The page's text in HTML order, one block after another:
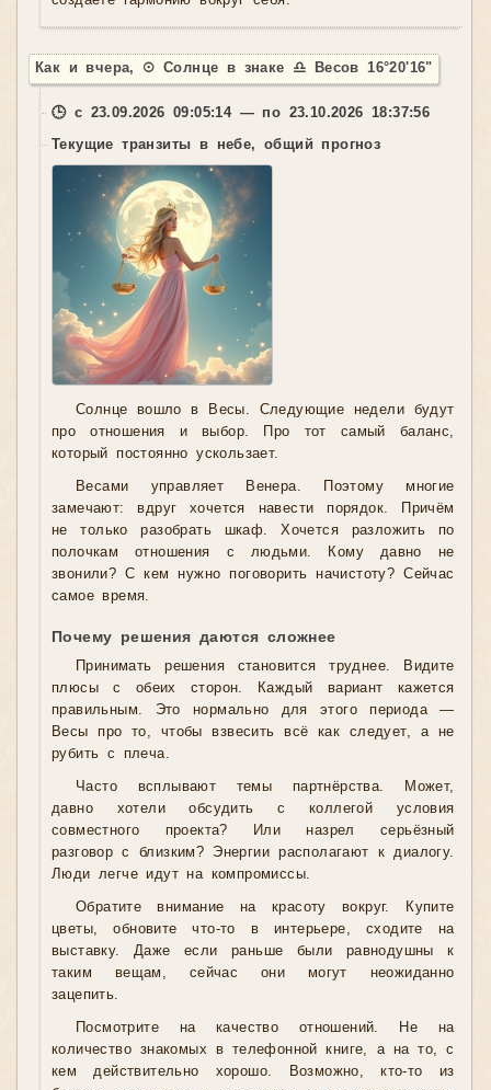
Как и вчера, ☉ Солнце в знаке ♎ Весов 16°20'16"
🕒 с 23.09.2026 09:05:14 — по 23.10.2026 18:37:56
Текущие транзиты в небе, общий прогноз
Солнце вошло в Весы. Следующие недели будут
про отношения и выбор. Про тот самый баланс,
который постоянно ускользает.
Весами управляет Венера. Поэтому многие
замечают: вдруг хочется навести порядок. Причём
не только разобрать шкаф. Хочется разложить по
полочкам отношения с людьми. Кому давно не
звонили? С кем нужно поговорить начистоту? Сейчас
самое время.
Почему решения даются сложнее
Принимать решения становится труднее. Видите
плюсы с обеих сторон. Каждый вариант кажется
правильным. Это нормально для этого периода —
Весы про то, чтобы взвесить всё как следует, а не
рубить с плеча.
Часто всплывают темы партнёрства. Может,
давно хотели обсудить с коллегой условия
совместного проекта? Или назрел серьёзный
разговор с близким? Энергии располагают к диалогу.
Люди легче идут на компромиссы.
Обратите внимание на красоту вокруг. Купите
цветы, обновите что-то в интерьере, сходите на
выставку. Даже если раньше были равнодушны к
таким вещам, сейчас они могут неожиданно
зацепить.
Посмотрите на качество отношений. Не на
количество знакомых в телефонной книге, а на то, с
кем действительно хорошо. Возможно, кто-то из